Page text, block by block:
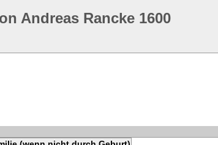
Andreas Rancke 1600